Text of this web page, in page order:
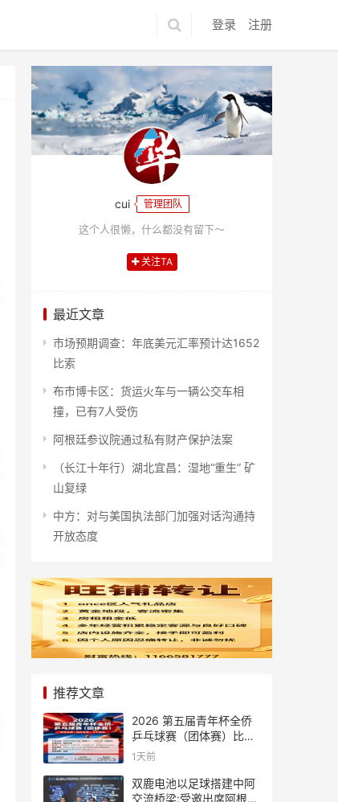
登录 注册
cui 管理团队
这个人很懒，什么都没有留下～
关注TA
最近文章
市场预期调查：年底美元汇率预计达1652
比索
布市博卡区：货运火车与一辆公交车相
撞，已有7人受伤
阿根廷参议院通过私有财产保护法案
（长江十年行）湖北宜昌：湿地“重生” 矿
山复绿
中方：对与美国执法部门加强对话沟通持
开放态度
推荐文章
2026 第五届青年杯全侨
乒乓球赛（团体赛）比赛
规则
1天前
双鹿电池以足球搭建中阿
交流桥梁:受邀出席阿根廷